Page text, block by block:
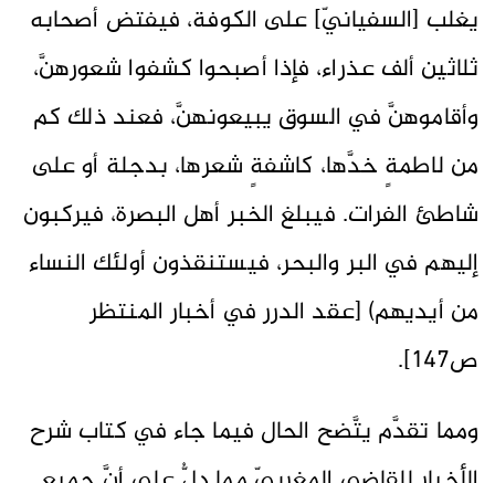
يغلب [السفيانيّ] على الكوفة، فيفتض أصحابه
ثلاثين ألف عذراء، فإذا أصبحوا كشفوا شعورهنَّ،
وأقاموهنَّ في السوق يبيعونهنَّ، فعند ذلك كم
من لاطمةٍ خدَّها، كاشفةٍ شعرها، بدجلة أو على
شاطئ الفرات. فيبلغ الخبر أهل ‌البصرة، فيركبون
إليهم في البر والبحر، فيستنقذون أولئك النساء
من أيديهم) [عقد الدرر في أخبار المنتظر
ص147].
ومما تقدَّم يتَّضح الحال فيما جاء في كتاب شرح